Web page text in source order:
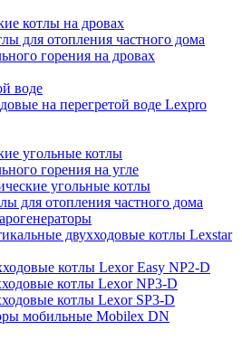
котлы на дровах
для отопления частного дома
горения на дровах
воде
на перегретой воде Lexpro
угольные котлы
горения на угле
угольные котлы
для отопления частного дома
двухходовые котлы Lexstar
котлы Lexor Easy NP2-D
котлы Lexor NP3-D
котлы Lexor SP3-D
мобильные Mobilex DN